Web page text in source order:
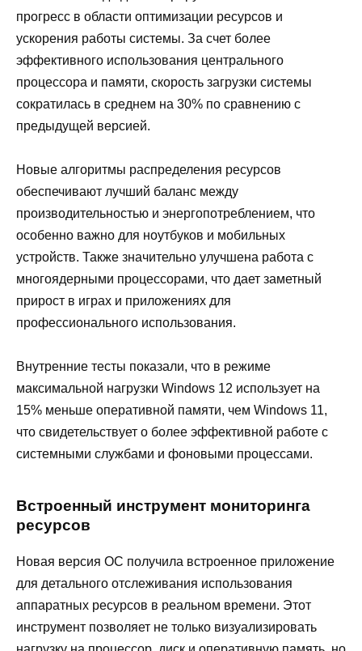
прогресс в области оптимизации ресурсов и
ускорения работы системы. За счет более
эффективного использования центрального
процессора и памяти, скорость загрузки системы
сократилась в среднем на 30% по сравнению с
предыдущей версией.
Новые алгоритмы распределения ресурсов
обеспечивают лучший баланс между
производительностью и энергопотреблением, что
особенно важно для ноутбуков и мобильных
устройств. Также значительно улучшена работа с
многоядерными процессорами, что дает заметный
прирост в играх и приложениях для
профессионального использования.
Внутренние тесты показали, что в режиме
максимальной нагрузки Windows 12 использует на
15% меньше оперативной памяти, чем Windows 11,
что свидетельствует о более эффективной работе с
системными службами и фоновыми процессами.
Встроенный инструмент мониторинга
ресурсов
Новая версия ОС получила встроенное приложение
для детального отслеживания использования
аппаратных ресурсов в реальном времени. Этот
инструмент позволяет не только визуализировать